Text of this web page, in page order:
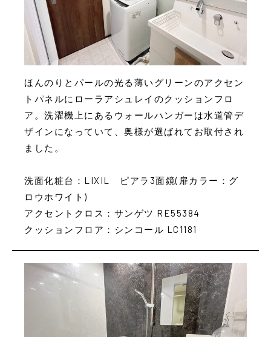
ほんのりとパールの光る薄いグリーンのアクセン
トパネルにローラアシュレイのクッションフロ
ア。洗濯機上にあるウォールハンガーは水道管デ
ザインになっていて、奥様が選ばれてお取付され
ました。
洗面化粧台：LIXIL ピアラ3面鏡(扉カラー：グ
ロウホワイト)
アクセントクロス：サンゲツ RE55384
クッションフロア：シンコール LC1181